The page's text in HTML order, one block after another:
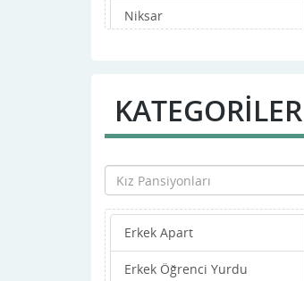
Niksar
Sulusaray
Turhal
Yeşilyurt
Zile
KATEGORİLER
Erkek Apart
Erkek Öğrenci Yurdu